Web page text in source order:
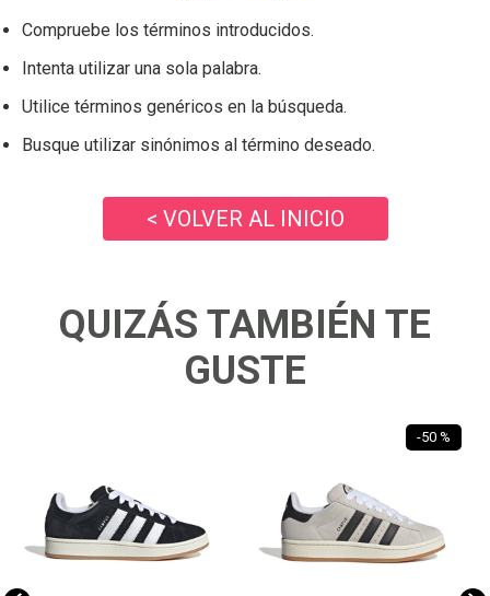
Compruebe los términos introducidos.
Intenta utilizar una sola palabra.
Utilice términos genéricos en la búsqueda.
Busque utilizar sinónimos al término deseado.
< VOLVER AL INICIO
QUIZÁS TAMBIÉN TE
GUSTE
-50 %